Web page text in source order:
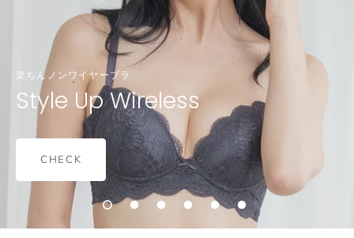
楽ちんノンワイヤーブラ
Style Up Wireless
CHECK